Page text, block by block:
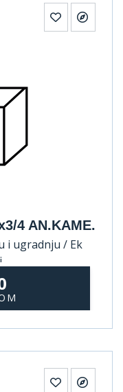
4 AN.KAME.
i ugradnju / Ek